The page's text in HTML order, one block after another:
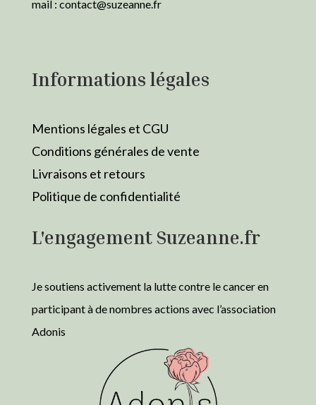
mail : contact@suzeanne.fr
Informations légales
Mentions légales et CGU
Conditions générales de vente
Livraisons et retours
Politique de confidentialité
L'engagement Suzeanne.fr
Je soutiens activement la lutte contre le cancer en
participant à de nombres actions avec l’association
Adonis